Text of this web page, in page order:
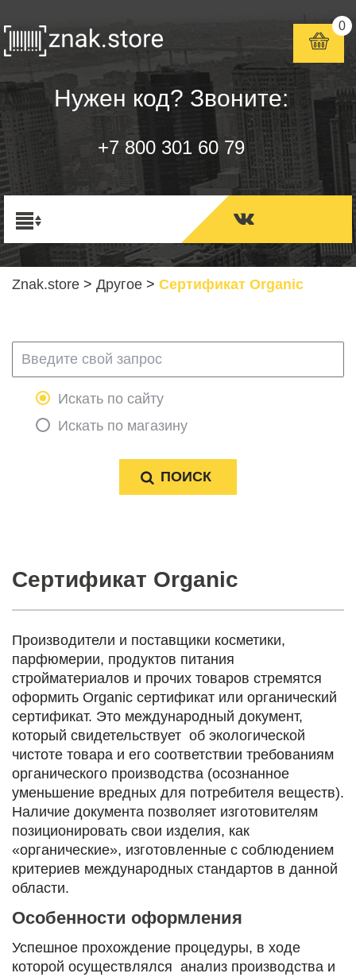
Нужен код? Звоните:
+7 800 301 60 79
0
Znak.store > Другое > Сертификат Organic
Искать по сайту
Искать по магазину
Сертификат Organic
Производители и поставщики косметики,
парфюмерии, продуктов питания
стройматериалов и прочих товаров стремятся
оформить Organic сертификат или органический
сертификат. Это международный документ,
который свидетельствует об экологической
чистоте товара и его соответствии требованиям
органического производства (осознанное
уменьшение вредных для потребителя веществ).
Наличие документа позволяет изготовителям
позиционировать свои изделия, как
«органические», изготовленные с соблюдением
критериев международных стандартов в данной
области.
Особенности оформления
Успешное прохождение процедуры, в ходе
которой осуществлялся анализ производства и